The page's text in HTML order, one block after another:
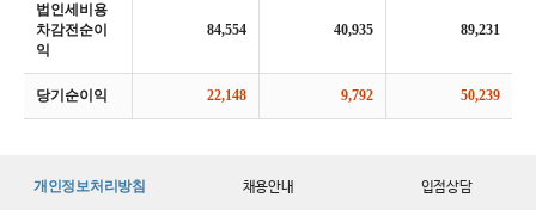
법인세비용
차감전순이
익
84,554 40,935 89,231
당기순이익 22,148 9,792 50,239
개인정보처리방침 채용안내 입점상담